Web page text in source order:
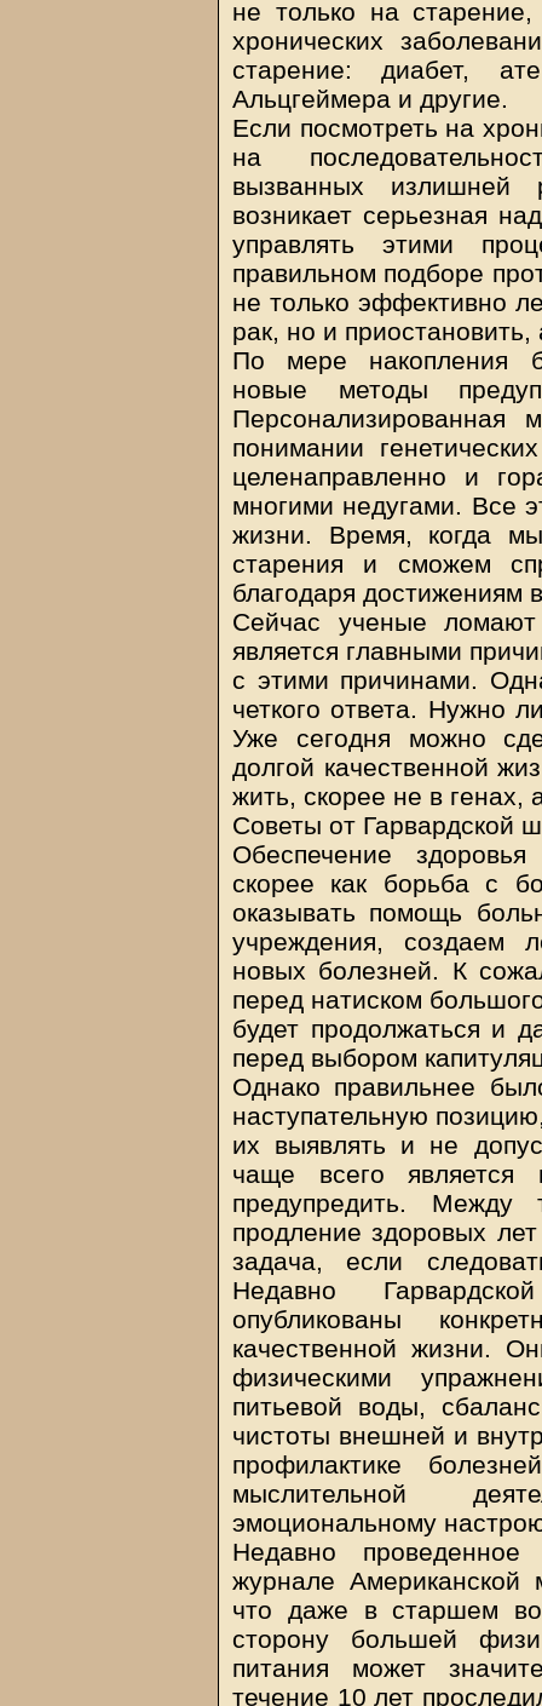
не только на
хронических
старение: диабет,
Альцгеймера и другие.
Если посмотреть на
на
вызванных излишней
возникает серьезная
управлять этими
правильном подборе
не только эффективно
рак, но и
По мере накопления
новые методы
Персонализированная
понимании
целенаправленно и
многими недугами. Все
жизни. Время, когда
старения и сможем
благодаря достижениям
Сейчас ученые
является главными
с этими причинами.
четкого ответа. Нужно
Уже сегодня можно
долгой качественной
жить, скорее не в генах,
Советы от Гарвардской
Обеспечение
скорее как борьба с
оказывать помощь
учреждения, создаем
новых болезней. К
перед натиском
будет продолжаться и
перед выбором
Однако правильнее
наступательную
их выявлять и не
чаще всего
предупредить. Между
продление здоровых
задача, если
Недавно
опубликованы
качественной жизни.
физическими
питьевой воды,
чистоты внешней и
профилактике
мыслительной
эмоциональному
Недавно проведенное
журнале Американской
что даже в старшем
сторону большей
питания может
течение 10 лет